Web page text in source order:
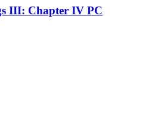
III: Chapter IV PC